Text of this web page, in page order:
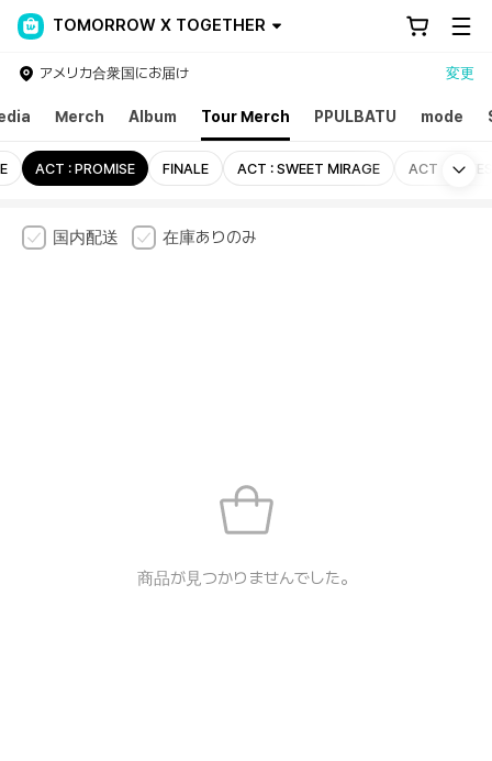
TOMORROW X TOGETHER
アメリカ合衆国にお届け 変更
Merch Album Tour Merch PPULBATU mode
ACT : PROMISE FINALE ACT : SWEET MIRAGE ACT :
国内配送 在庫ありのみ
商品が見つかりませんでした。